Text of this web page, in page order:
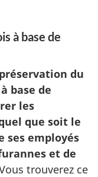
à base de
du
base de
les
que soit le
ses employés
et de
trouverez ce